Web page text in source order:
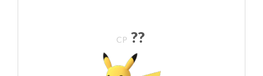
CP ??